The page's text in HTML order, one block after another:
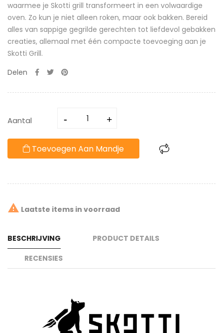
waarmee je Skotti grill transformeert in een volwaardige
oven. Zo kun je niet alleen roken, maar ook bakken. Bereid
alles van sappige gegrilde gerechten tot liefdevol gebakken
creaties, allemaal met één compacte toevoeging aan je
Skotti Grill.
Delen
Aantal
Toevoegen Aan Mandje
 Laatste items in voorraad
BESCHRIJVING
PRODUCT DETAILS
RECENSIES